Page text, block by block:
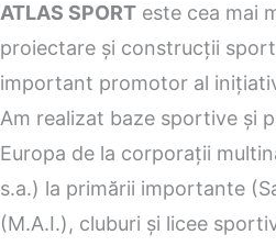
ATLAS SPORT este cea mai
proiectare şi construcţii
important promotor al
Am realizat baze sportive şi
Europa de la corporaţii
s.a.) la primării importante
(M.A.I.), cluburi şi licee